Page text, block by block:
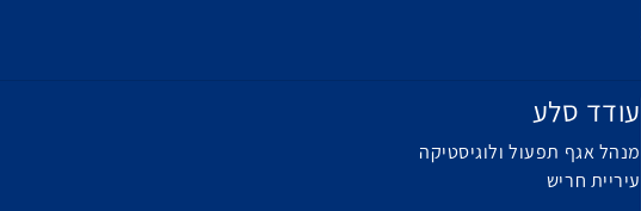
עודד סלע
מנהל אגף תפעול ולוגיסטיקה
עיריית חריש